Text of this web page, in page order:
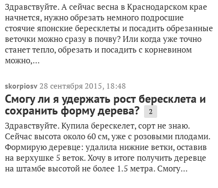
Здравствуйте. А сейчас весна в Краснодарском крае
начнется, нужно обрезать немного подросшие
стоячие японские бересклеты и посадить обрезанные
веточки можно сразу в почву? Или когда уже точно
станет тепло, обрезать и посадить с корневином
можно,...
skorpiosv 28 сентября 2015, 18:48
Смогу ли я удержать рост бересклета и
сохранить форму дерева? 2
Здравствуйте. Купила берескелет, сорт не знаю.
Сейчас высота около 60 см, уже с розовыми плодами.
Формирую деревце: удалила нижние ветки, оставив
на верхушке 5 веток. Хочу в итоге получить деревце
на штамбе высотой не более 1.5 метра. Смогу...